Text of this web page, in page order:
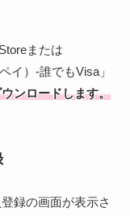
または
イ）-誰でもVisa」
ンロードします。
録の画面が表示さ